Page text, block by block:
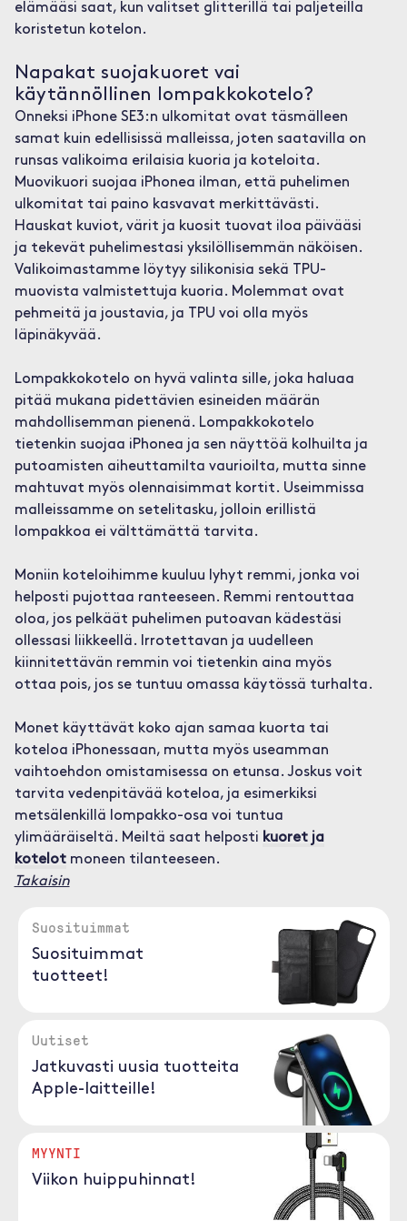
elämääsi saat, kun valitset glitterillä tai paljeteilla
koristetun kotelon.
Napakat suojakuoret vai
käytännöllinen lompakkokotelo?
Onneksi iPhone SE3:n ulkomitat ovat täsmälleen
samat kuin edellisissä malleissa, joten saatavilla on
runsas valikoima erilaisia kuoria ja koteloita.
Muovikuori suojaa iPhonea ilman, että puhelimen
ulkomitat tai paino kasvavat merkittävästi.
Hauskat kuviot, värit ja kuosit tuovat iloa päivääsi
ja tekevät puhelimestasi yksilöllisemmän näköisen.
Valikoimastamme löytyy silikonisia sekä TPU-
muovista valmistettuja kuoria. Molemmat ovat
pehmeitä ja joustavia, ja TPU voi olla myös
läpinäkyvää.
Lompakkokotelo on hyvä valinta sille, joka haluaa
pitää mukana pidettävien esineiden määrän
mahdollisemman pienenä. Lompakkokotelo
tietenkin suojaa iPhonea ja sen näyttöä kolhuilta ja
putoamisten aiheuttamilta vaurioilta, mutta sinne
mahtuvat myös olennaisimmat kortit. Useimmissa
malleissamme on setelitasku, jolloin erillistä
lompakkoa ei välttämättä tarvita.
Moniin koteloihimme kuuluu lyhyt remmi, jonka voi
helposti pujottaa ranteeseen. Remmi rentouttaa
oloa, jos pelkäät puhelimen putoavan kädestäsi
ollessasi liikkeellä. Irrotettavan ja uudelleen
kiinnitettävän remmin voi tietenkin aina myös
ottaa pois, jos se tuntuu omassa käytössä turhalta.
Monet käyttävät koko ajan samaa kuorta tai
koteloa iPhonessaan, mutta myös useamman
vaihtoehdon omistamisessa on etunsa. Joskus voit
tarvita vedenpitävää koteloa, ja esimerkiksi
metsälenkillä lompakko-osa voi tuntua
ylimääräiseltä. Meiltä saat helposti kuoret ja
kotelotmoneen tilanteeseen.
Takaisin
Suosituimmat
Suosituimmat
tuotteet!
Uutiset
Jatkuvasti uusia tuotteita
Apple-laitteille!
MYYNTI
Viikon huippuhinnat!